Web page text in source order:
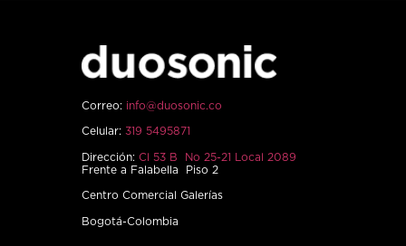
Correo: info@duosonic.co
Celular: 319 5495871
Dirección: Cl 53 B No 25-21 Local 2089
Frente a Falabella Piso 2
Centro Comercial Galerías
Bogotá-Colombia